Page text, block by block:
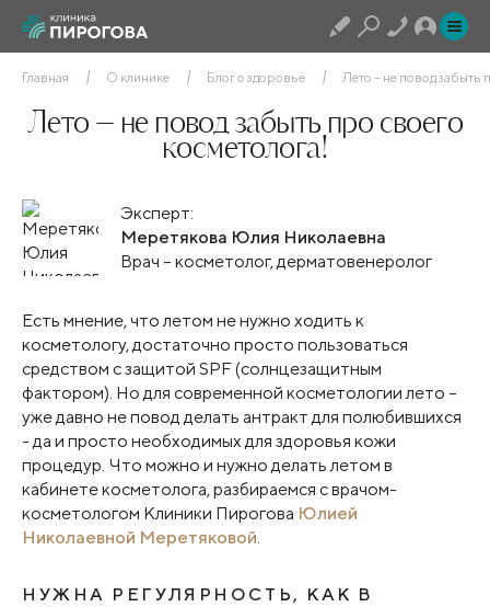
Главная О клинике Блог о здоровье Лето – не повод забыть
Лето – не повод забыть про своего
косметолога!
Эксперт:
Меретякова Юлия Николаевна
Врач – косметолог, дерматовенеролог
Есть мнение, что летом не нужно ходить к
косметологу, достаточно просто пользоваться
средством с защитой SPF (солнцезащитным
фактором). Но для современной косметологии лето –
уже давно не повод делать антракт для полюбившихся
- да и просто необходимых для здоровья кожи
процедур. Что можно и нужно делать летом в
кабинете косметолога, разбираемся с врачом-
косметологом Клиники Пирогова Юлией
Николаевной Меретяковой.
НУЖНА РЕГУЛЯРНОСТЬ, КАК В